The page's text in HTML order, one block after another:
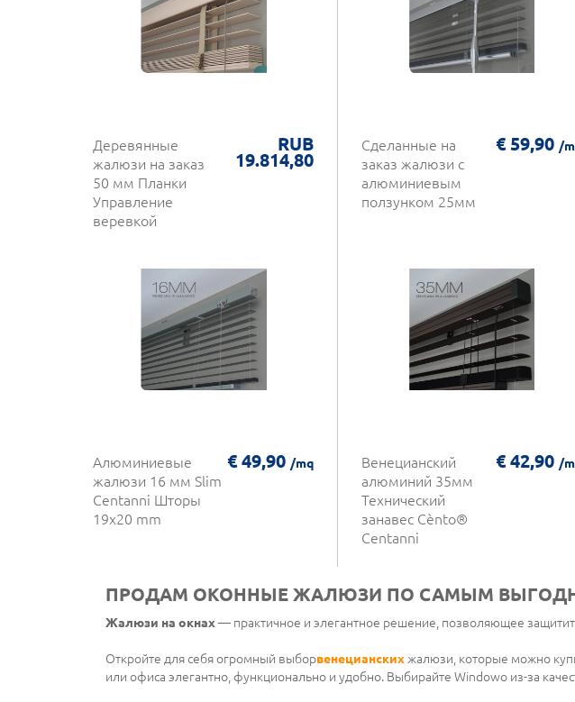
Деревянные
жалюзи на заказ
50 мм Планки
Управление
веревкой
RUB
19.814,80
Сделанные на
заказ жалюзи с
алюминиевым
ползунком 25мм
€ 59,90 /
Алюминиевые
жалюзи 16 мм Slim
Centanni Шторы
19x20 mm
€ 49,90 /mq
Венецианский
алюминий 35мм
Технический
занавес Cènto®
Centanni
€ 42,90 /
ПРОДАМ ОКОННЫЕ ЖАЛЮЗИ ПО САМЫМ
Жалюзи на окнах— практичное и элегантное решение, позволяющее
Откройте для себя огромный выборвенецианских жалюзи, которые можно
или офиса элегантно, функционально и удобно. Выбирайте Windowo из-за